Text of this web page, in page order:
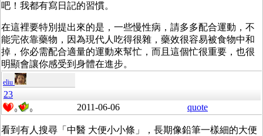
吧！我都有寫日記的習慣。
在這裡要特別提出來的是，一些慢性病，請多多配合運動，不
能完依靠藥物，因為現代人吃得很雜，藥效很容易被食物中和
掉，你必需配合適量的運動來幫忙，而且這個忙很重要，也很
明顯會讓你感受到身體在進步。
eliu
23
0 0 2011-06-06 quote
看到有人搜尋「中醫 大便小小條」，長期像鉛筆一樣細的大便